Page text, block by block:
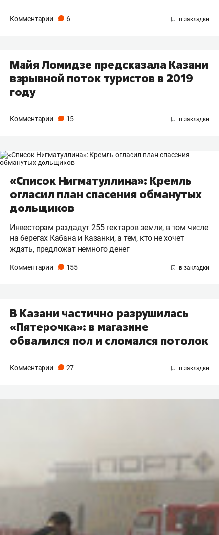
Комментарии 6
Майя Ломидзе предсказала Казани
взрывной поток туристов в 2019
году
Комментарии 15
«Список Нигматуллина»: Кремль
огласил план спасения обманутых
дольщиков
Инвесторам раздадут 255 гектаров земли, в том числе
на берегах Кабана и Казанки, а тем, кто не хочет
ждать, предложат немного денег
Комментарии 155
В Казани частично разрушилась
«Пятерочка»: в магазине
обвалился пол и сломался потолок
Комментарии 27